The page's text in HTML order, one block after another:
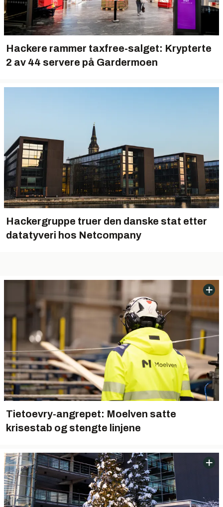
Hackere rammer taxfree-salget: Krypterte
2 av 44 servere på Gardermoen
Hackergruppe truer den danske stat etter
datatyveri hos Netcompany
Tietoevry-angrepet: Moelven satte
krisestab og stengte linjene